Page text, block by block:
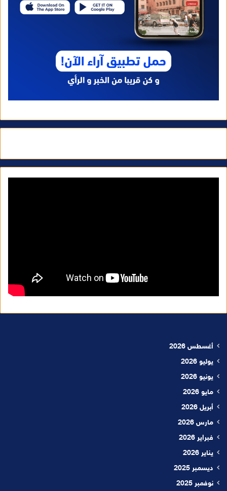
أغسطس 2026
يوليو 2026
يونيو 2026
مايو 2026
أبريل 2026
مارس 2026
فبراير 2026
يناير 2026
ديسمبر 2025
نوفمبر 2025